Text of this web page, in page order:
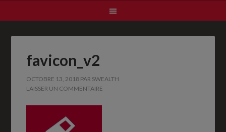
favicon_v2
OCTOBRE 13, 2018 PAR SWEALTH
LAISSER UN COMMENTAIRE